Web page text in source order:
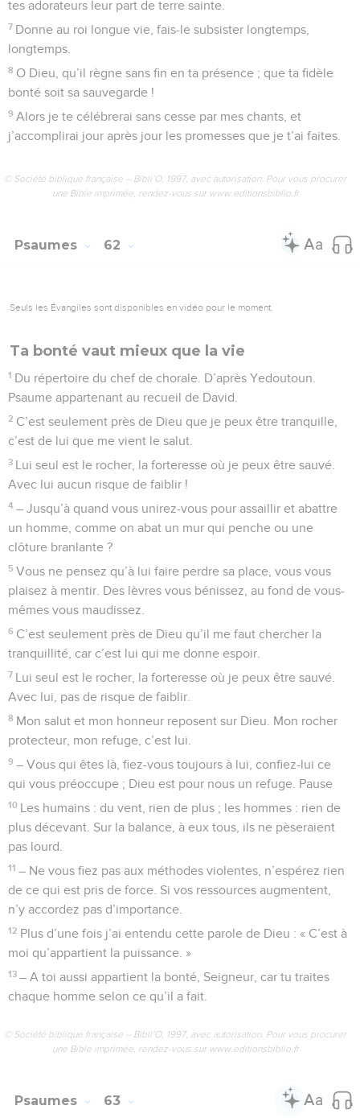
J'aimerais vivre toujours dans ta maison
David. Pour enseigner.
Syriens de Mésopotamie et ceux de Soba. Au retour, Joab
battit l’armée d’Édom, soit douze mille hommes, dans la
O Dieu, tu nous as rejetés, tu as rompu nos rangs. Malgré ta
Tu as secoué la terre, tu l’as fissurée ; répare ses cassures,
car elle ne tient plus.
6
Tu as donné à tes fidèles le signal de la fuite sous le tir des
Agis, viens à notre secours et réponds-nous ; ainsi nous
serons sauvés, nous tes amis.
8 Dans son saint temple, Dieu a parlé : « A moi la victoire ! Je
partagerai la ville de Sichem, je répartirai en lots la vallée de
Soukoth.
9 Galaad est à moi, à moi aussi Manassé. Mon casque, c’est
Éfraïm, et mon bâton de commandement, Juda.
10
Moab n’est que la cuvette où je me lave. J’ai des droits sur
Édom, j’y jette ma sandale. Contre la Philistie je pousse un
cri de guerre. »
11
Qui me mènera jusqu’en Édom ? Qui me livrera sa ville
fortifiée,
12 si ce n’est toi, Dieu ? Or tu nous as rejetés, tu
n’accompagnes plus nos armées.
13 Viens à notre aide contre l’adversaire, car les hommes
n’offrent qu’un secours dérisoire.
14 Avec Dieu, nous serons victorieux, car lui, il terrasse nos
adversaires.
© Société biblique française – Bibli’O, 1997, avec autorisation. Pour vous procurer
une Bible imprimée, rendez-vous sur www.editionsbiblio.fr
Psaumes 61
Seuls les Évangiles sont disponibles en vidéo pour le moment.
Près de Dieu je peux être tranquille
1 Du répertoire du chef de chorale. Accompagnement sur
instruments à cordes. Du recueil de David.
2 O Dieu, écoute ma plainte, sois attentif à ma prière.
secours. Conduis-moi au rocher que je ne puis atteindre.